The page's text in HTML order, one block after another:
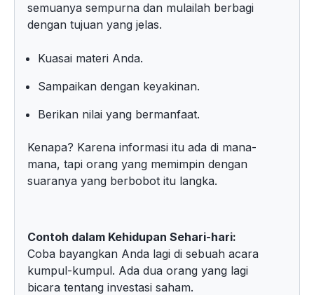
semuanya sempurna dan mulailah berbagi
dengan tujuan yang jelas.
Kuasai materi Anda.
Sampaikan dengan keyakinan.
Berikan nilai yang bermanfaat.
Kenapa? Karena informasi itu ada di mana-
mana, tapi orang yang memimpin dengan
suaranya yang berbobot itu langka.
Contoh dalam Kehidupan Sehari-hari:
Coba bayangkan Anda lagi di sebuah acara
kumpul-kumpul. Ada dua orang yang lagi
bicara tentang investasi saham.